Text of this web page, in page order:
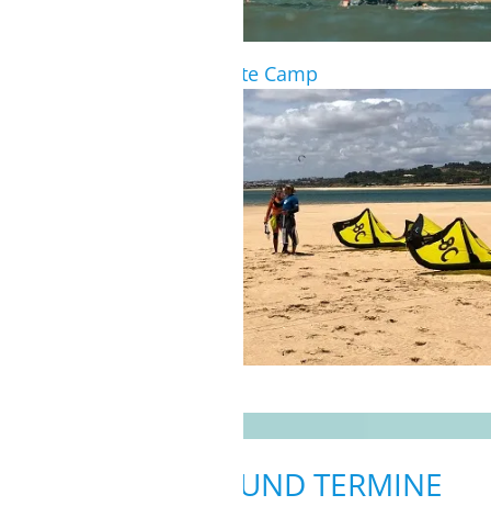
Gruppenschulung beim Kite Camp
LEISTUNGEN UND TERMINE